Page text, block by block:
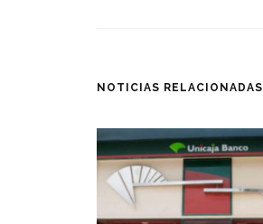
NOTICIAS RELACIONADAS